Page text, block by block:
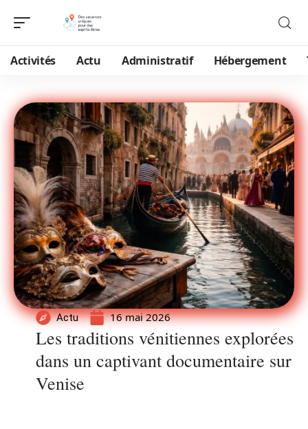
Activités Actu Administratif Hébergement
Actu 16 mai 2026
Les traditions vénitiennes explorées
dans un captivant documentaire sur
Venise